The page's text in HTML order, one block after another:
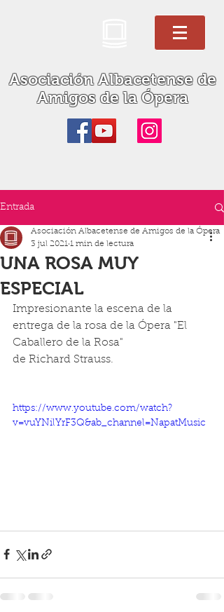
Asociación Albacetense de
Amigos de la Ópera
Entrada
UNA ROSA MUY
ESPECIAL
Asociación Albacetense de Amigos de la Ópera
3 jul 2021 1 min de lectura
Impresionante la escena de la
entrega de la rosa de la Ópera "El
Caballero de la Rosa"
de Richard Strauss.
https://www.youtube.com/watch?
v=vuYNilYrF3Q&ab_channel=NapatMusic